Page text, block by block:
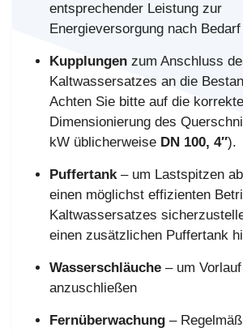
entsprechender Leistung zur
Energieversorgung nach
Kupplungen zum Anschluss
Kaltwassersatzes an die
Achten Sie bitte auf die korrekte
Dimensionierung des
kW üblicherweise DN 100, 4″).
Puffertank – um Lastspitzen
einen möglichst effizienten
Kaltwassersatzes
einen zusätzlichen Puffertank
Wasserschläuche – um
anzuschließen
Fernüberwachung–